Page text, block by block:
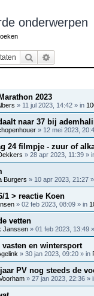
onderwerpen
Zoek
2023
» 11 jul 2023, 14:42 » in
naar 37 bij
» 12 mei 2023,
24 filmpje - zuur of
» 28 apr 2023, 11:39 »
Burgers » 10 apr 2023, 21:27
1 > reactie Koen
» 02 feb 2023, 08:09 » in
vetten
Janssen » 01 feb 2023, 13:49
en wintersport
» 30 jan 2023, 09:20 » in
PV nog steeds de
» 27 jan 2023, 22:36 »